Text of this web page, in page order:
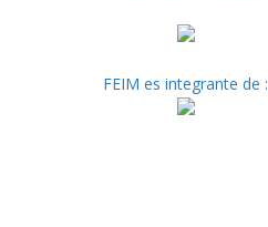
FEIM es integrante de :